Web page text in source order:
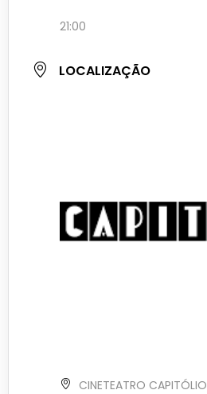
21:00
LOCALIZAÇÃO
CINETEATRO CAPITÓLIO